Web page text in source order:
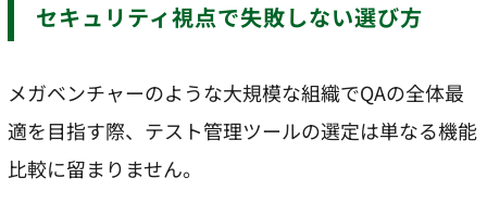
セキュリティ視点で失敗しない選び方
メガベンチャーのような大規模な組織でQAの全体最
適を目指す際、テスト管理ツールの選定は単なる機能
比較に留まりません。